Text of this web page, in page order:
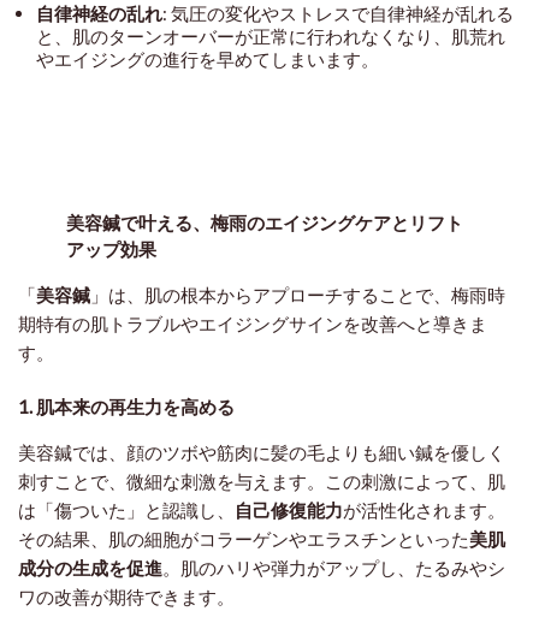
自律神経の乱れ: 気圧の変化やストレスで自律神経が乱れる
と、肌のターンオーバーが正常に行われなくなり、肌荒れ
やエイジングの進行を早めてしまいます。
美容鍼で叶える、梅雨のエイジングケアとリフト
アップ効果
「美容鍼 」は、肌の根本からアプローチすることで、梅雨時
期特有の肌トラブルやエイジングサインを改善へと導きま
す。
1. 肌本来の再生力を高める
美容鍼では、顔のツボや筋肉に髪の毛よりも細い鍼を優しく
刺すことで、微細な刺激を与えます。この刺激によって、肌
は「傷ついた」と認識し、
自己修復能力が活性化されます。
その結果、肌の細胞がコラーゲンやエラスチンといった美肌
成分の生成を促進。肌のハリや弾力がアップし、たるみやシ
ワの改善が期待できます。